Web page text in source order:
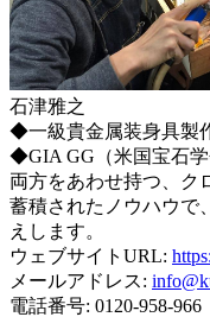
石津雅之
◆一級貴金属装身具製
◆GIA GG（米国宝石学
両方をあわせ持つ、ク
蓄積されたノウハウで
えします。
ウェブサイトURL:
メールアドレス:
電話番号: 0120-958-966